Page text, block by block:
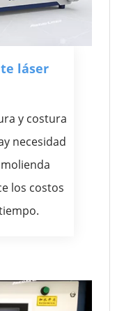
láser
y costura
necesidad
los costos